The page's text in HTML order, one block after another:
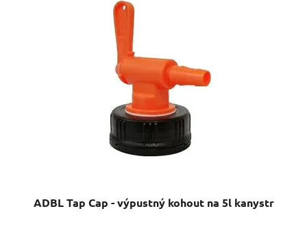
ADBL Tap Cap - výpustný kohout na 5l kanystr